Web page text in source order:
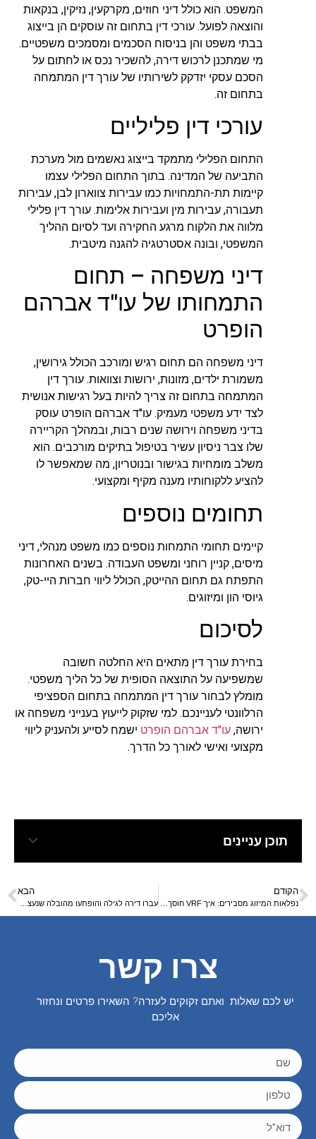
המשפט. הוא כולל דיני חוזים, מקרקעין, נזיקין, בנקאות
והוצאה לפועל. עורכי דין בתחום זה עוסקים הן בייצוג
בבתי משפט והן בניסוח הסכמים ומסמכים משפטיים.
מי שמתכנן לרכוש דירה, להשכיר נכס או לחתום על
הסכם עסקי יזדקק לשירותיו של עורך דין המתמחה
בתחום זה.
עורכי דין פליליים
התחום הפלילי מתמקד בייצוג נאשמים מול מערכת
התביעה של המדינה. בתוך התחום הפלילי עצמו
קיימות תת-התמחויות כמו עבירות צווארון לבן, עבירות
תעבורה, עבירות מין ועבירות אלימות. עורך דין פלילי
מלווה את הלקוח מרגע החקירה ועד לסיום ההליך
המשפטי, ובונה אסטרטגיה להגנה מיטבית.
דיני משפחה – תחום
התמחותו של עו"ד אברהם
הופרט
דיני משפחה הם תחום רגיש ומורכב הכולל גירושין,
משמורת ילדים, מזונות, ירושות וצוואות. עורך דין
המתמחה בתחום זה צריך להיות בעל רגישות אנושית
לצד ידע משפטי מעמיק. עו"ד אברהם הופרט עוסק
בדיני משפחה וירושה שנים רבות, ובמהלך הקריירה
שלו צבר ניסיון עשיר בטיפול בתיקים מורכבים. הוא
משלב מומחיות בגישור ובנוטריון, מה שמאפשר לו
להציע ללקוחותיו מענה מקיף ומקצועי.
תחומים נוספים
קיימים תחומי התמחות נוספים כמו משפט מנהלי, דיני
מיסים, קניין רוחני ומשפט העבודה. בשנים האחרונות
התפתח גם תחום ההייטק, הכולל ליווי חברות היי-טק,
גיוסי הון ומיזוגים.
לסיכום
בחירת עורך דין מתאים היא החלטה חשובה
שמשפיעה על התוצאה הסופית של כל הליך משפטי.
מומלץ לבחור עורך דין המתמחה בתחום הספציפי
הרלוונטי לעניינכם. למי שזקוק לייעוץ בענייני משפחה או
ירושה, עו"ד אברהם הופרט ישמח לסייע ולהעניק ליווי
מקצועי ואישי לאורך כל הדרך.
תוכן עניינים
הקודם הבא
צרו קשר
יש לכם שאלות ואתם זקוקים לעזרה? השאירו פרטים ונחזור
אליכם